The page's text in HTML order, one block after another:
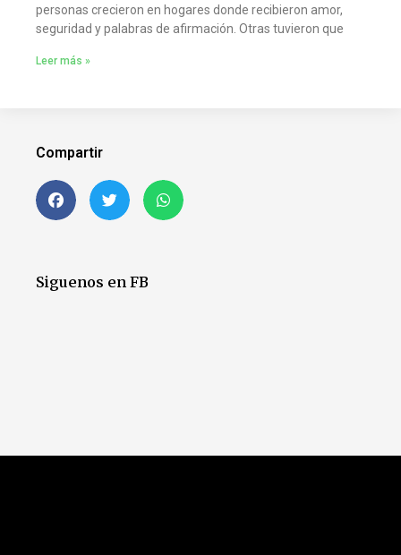
personas crecieron en hogares donde recibieron amor,
seguridad y palabras de afirmación. Otras tuvieron que
Leer más »
Compartir
Siguenos en FB